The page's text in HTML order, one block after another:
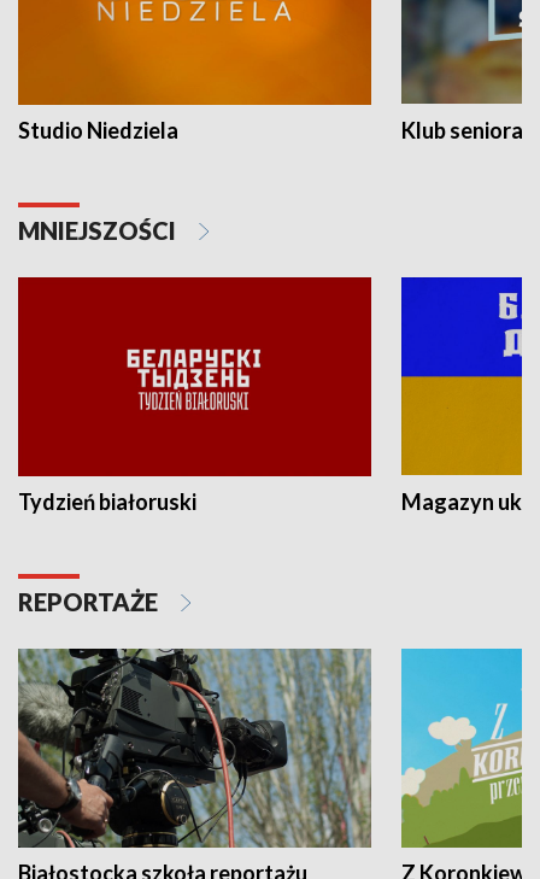
Studio Niedziela Klub seniora
MNIEJSZOŚCI
Tydzień białoruski Magazyn
REPORTAŻE
Białostocka szkoła reportażu Z